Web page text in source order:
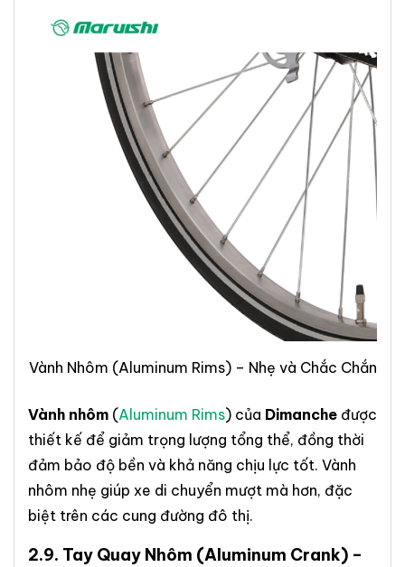
Vành Nhôm (Aluminum Rims) – Nhẹ và Chắc Chắn
Vành nhôm (Aluminum Rims) của Dimanche được
thiết kế để giảm trọng lượng tổng thể, đồng thời
đảm bảo độ bền và khả năng chịu lực tốt. Vành
nhôm nhẹ giúp xe di chuyển mượt mà hơn, đặc
biệt trên các cung đường đô thị.
2.9. Tay Quay Nhôm (Aluminum Crank) –